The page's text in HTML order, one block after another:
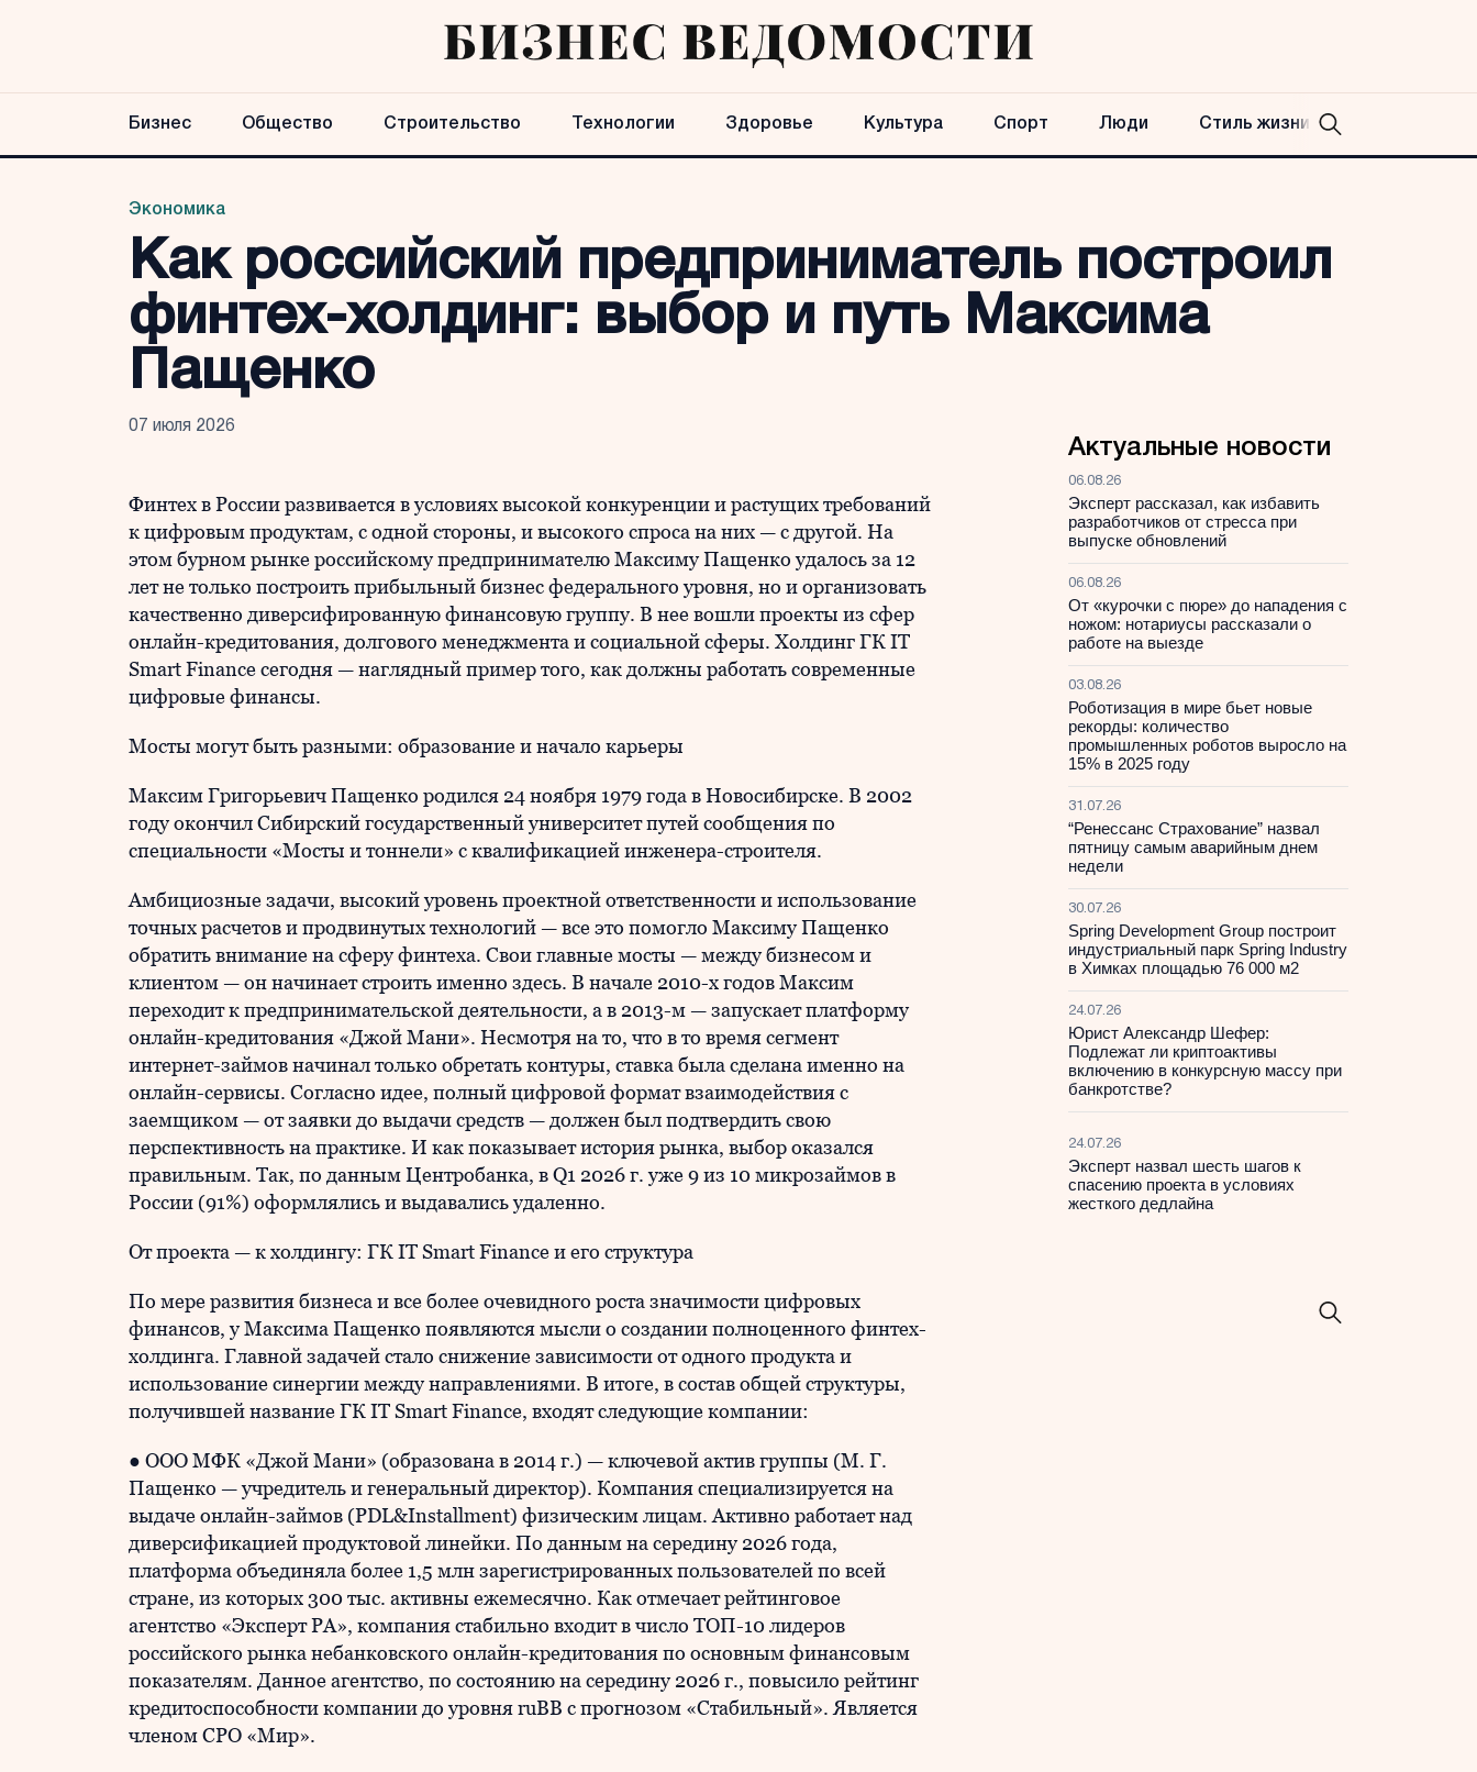
Бизнес Общество Строительство Технологии Здоровье Культура Спорт Люди Стиль жизни
Экономика
Как российский предприниматель построил
финтех-холдинг: выбор и путь Максима
Пащенко
07 июля 2026
Финтех в России развивается в условиях высокой конкуренции и растущих требований
к цифровым продуктам, с одной стороны, и высокого спроса на них — с другой. На
этом бурном рынке российскому предпринимателю Максиму Пащенко удалось за 12
лет не только построить прибыльный бизнес федерального уровня, но и организовать
качественно диверсифированную финансовую группу. В нее вошли проекты из сфер
онлайн-кредитования, долгового менеджмента и социальной сферы. Холдинг ГК IT
Smart Finance сегодня — наглядный пример того, как должны работать современные
цифровые финансы.
Мосты могут быть разными: образование и начало карьеры
Максим Григорьевич Пащенко родился 24 ноября 1979 года в Новосибирске. В 2002
году окончил Сибирский государственный университет путей сообщения по
специальности «Мосты и тоннели» с квалификацией инженера-строителя.
Амбициозные задачи, высокий уровень проектной ответственности и использование
точных расчетов и продвинутых технологий — все это помогло Максиму Пащенко
обратить внимание на сферу финтеха. Свои главные мосты — между бизнесом и
клиентом — он начинает строить именно здесь. В начале 2010-х годов Максим
переходит к предпринимательской деятельности, а в 2013-м — запускает платформу
онлайн-кредитования «Джой Мани». Несмотря на то, что в то время сегмент
интернет-займов начинал только обретать контуры, ставка была сделана именно на
онлайн-сервисы. Согласно идее, полный цифровой формат взаимодействия с
заемщиком — от заявки до выдачи средств — должен был подтвердить свою
перспективность на практике. И как показывает история рынка, выбор оказался
правильным. Так, по данным Центробанка, в Q1 2026 г. уже 9 из 10 микрозаймов в
России (91%) оформлялись и выдавались удаленно.
От проекта — к холдингу: ГК IT Smart Finance и его структура
По мере развития бизнеса и все более очевидного роста значимости цифровых
финансов, у Максима Пащенко появляются мысли о создании полноценного финтех-
холдинга. Главной задачей стало снижение зависимости от одного продукта и
использование синергии между направлениями. В итоге, в состав общей структуры,
получившей название ГК IT Smart Finance, входят следующие компании:
● ООО МФК «Джой Мани» (образована в 2014 г.) — ключевой актив группы (М. Г.
Пащенко — учредитель и генеральный директор). Компания специализируется на
выдаче онлайн-займов (PDL&Installment) физическим лицам. Активно работает над
диверсификацией продуктовой линейки. По данным на середину 2026 года,
платформа объединяла более 1,5 млн зарегистрированных пользователей по всей
стране, из которых 300 тыс. активны ежемесячно. Как отмечает рейтинговое
агентство «Эксперт РА», компания стабильно входит в число ТОП-10 лидеров
российского рынка небанковского онлайн-кредитования по основным финансовым
показателям. Данное агентство, по состоянию на середину 2026 г., повысило рейтинг
кредитоспособности компании до уровня ruBB с прогнозом «Стабильный». Является
членом СРО «Мир».
Актуальные новости
06.08.26
Эксперт рассказал, как избавить
разработчиков от стресса при
выпуске обновлений
06.08.26
От «курочки с пюре» до нападения с
ножом: нотариусы рассказали о
работе на выезде
03.08.26
Роботизация в мире бьет новые
рекорды: количество
промышленных роботов выросло на
15% в 2025 году
31.07.26
“Ренессанс Страхование” назвал
пятницу самым аварийным днем
недели
30.07.26
Spring Development Group построит
индустриальный парк Spring Industry
в Химках площадью 76 000 м2
24.07.26
Юрист Александр Шефер:
Подлежат ли криптоактивы
включению в конкурсную массу при
банкротстве?
24.07.26
Эксперт назвал шесть шагов к
спасению проекта в условиях
жесткого дедлайна